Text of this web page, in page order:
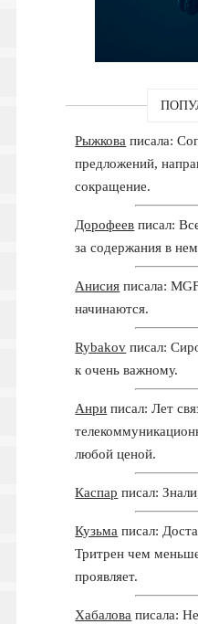
Рыжкова писала:
предложений,
сокращение.
Дорофеев писал:
за содержания в
Анисия писала:
начинаются.
Rybakov писал:
к очень важному.
Анри писал: Лет
любой ценой.
Каспар писал:
Кузьма писал:
Тритрен чем
проявляет.
Хабалова писала: